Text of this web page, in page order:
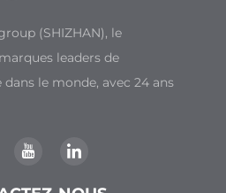
(SHIZHAN), le
leaders de
le monde, avec 24 ans